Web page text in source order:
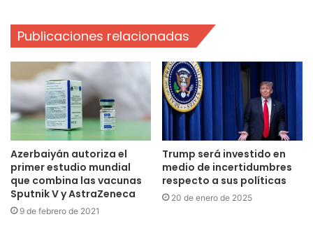
Publicaciones relacionadas
Azerbaiyán autoriza el
primer estudio mundial
que combina las vacunas
Sputnik V y AstraZeneca
9 de febrero de 2021
Trump será investido en
medio de incertidumbres
respecto a sus políticas
20 de enero de 2025